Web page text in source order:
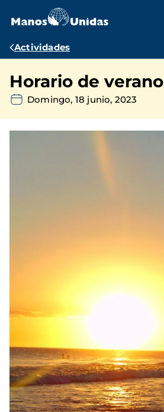
contenido
Ruta
navegación
Actividades
Horario de verano
Domingo, 18 junio, 2023